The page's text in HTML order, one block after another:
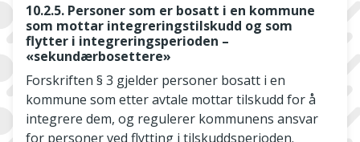
10.2.5. Personer som er bosatt i en kommune
som mottar integreringstilskudd og som
flytter i integreringsperioden –
«sekundærbosettere»
Forskriften § 3 gjelder personer bosatt i en
kommune som etter avtale mottar tilskudd for å
integrere dem, og regulerer kommunens ansvar
for personer ved flytting i tilskuddsperioden.